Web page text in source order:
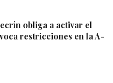
obliga a activar el
restricciones en la A-